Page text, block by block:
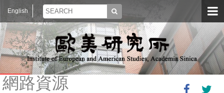
English
網路資源